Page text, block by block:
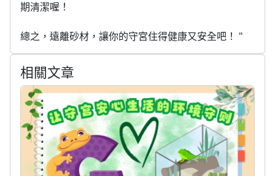
期清潔喔！
總之，遠離砂材，讓你的守宮住得健康又安全吧！ "
相關文章